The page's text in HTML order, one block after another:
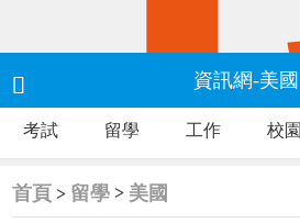
 資訊網-美國
考試 留學 工作 校園
首頁 > 留學 > 美國